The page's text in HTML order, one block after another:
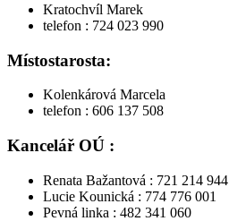
Kratochvíl Marek
telefon : 724 023 990
Místostarosta:
Kolenkárová Marcela
telefon : 606 137 508
Kancelář OÚ :
Renata Bažantová : 721 214 944
Lucie Kounická : 774 776 001
Pevná linka : 482 341 060